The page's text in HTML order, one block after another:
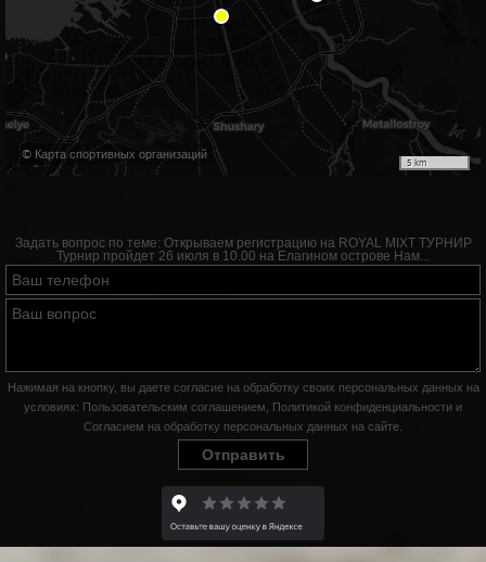
© Карта спортивных организаций
5 km
Задать вопрос по теме: Открываем регистрацию на ROYAL MIXT ТУРНИР
Турнир пройдет 26 июля в 10.00 на Елагином острове Нам...
Нажимая на кнопку, вы даете согласие на обработку своих персональных данных на
условиях: Пользовательским соглашением Политикой конфиденциальности и
Согласием на обработку персональных данных на сайте
Отправить